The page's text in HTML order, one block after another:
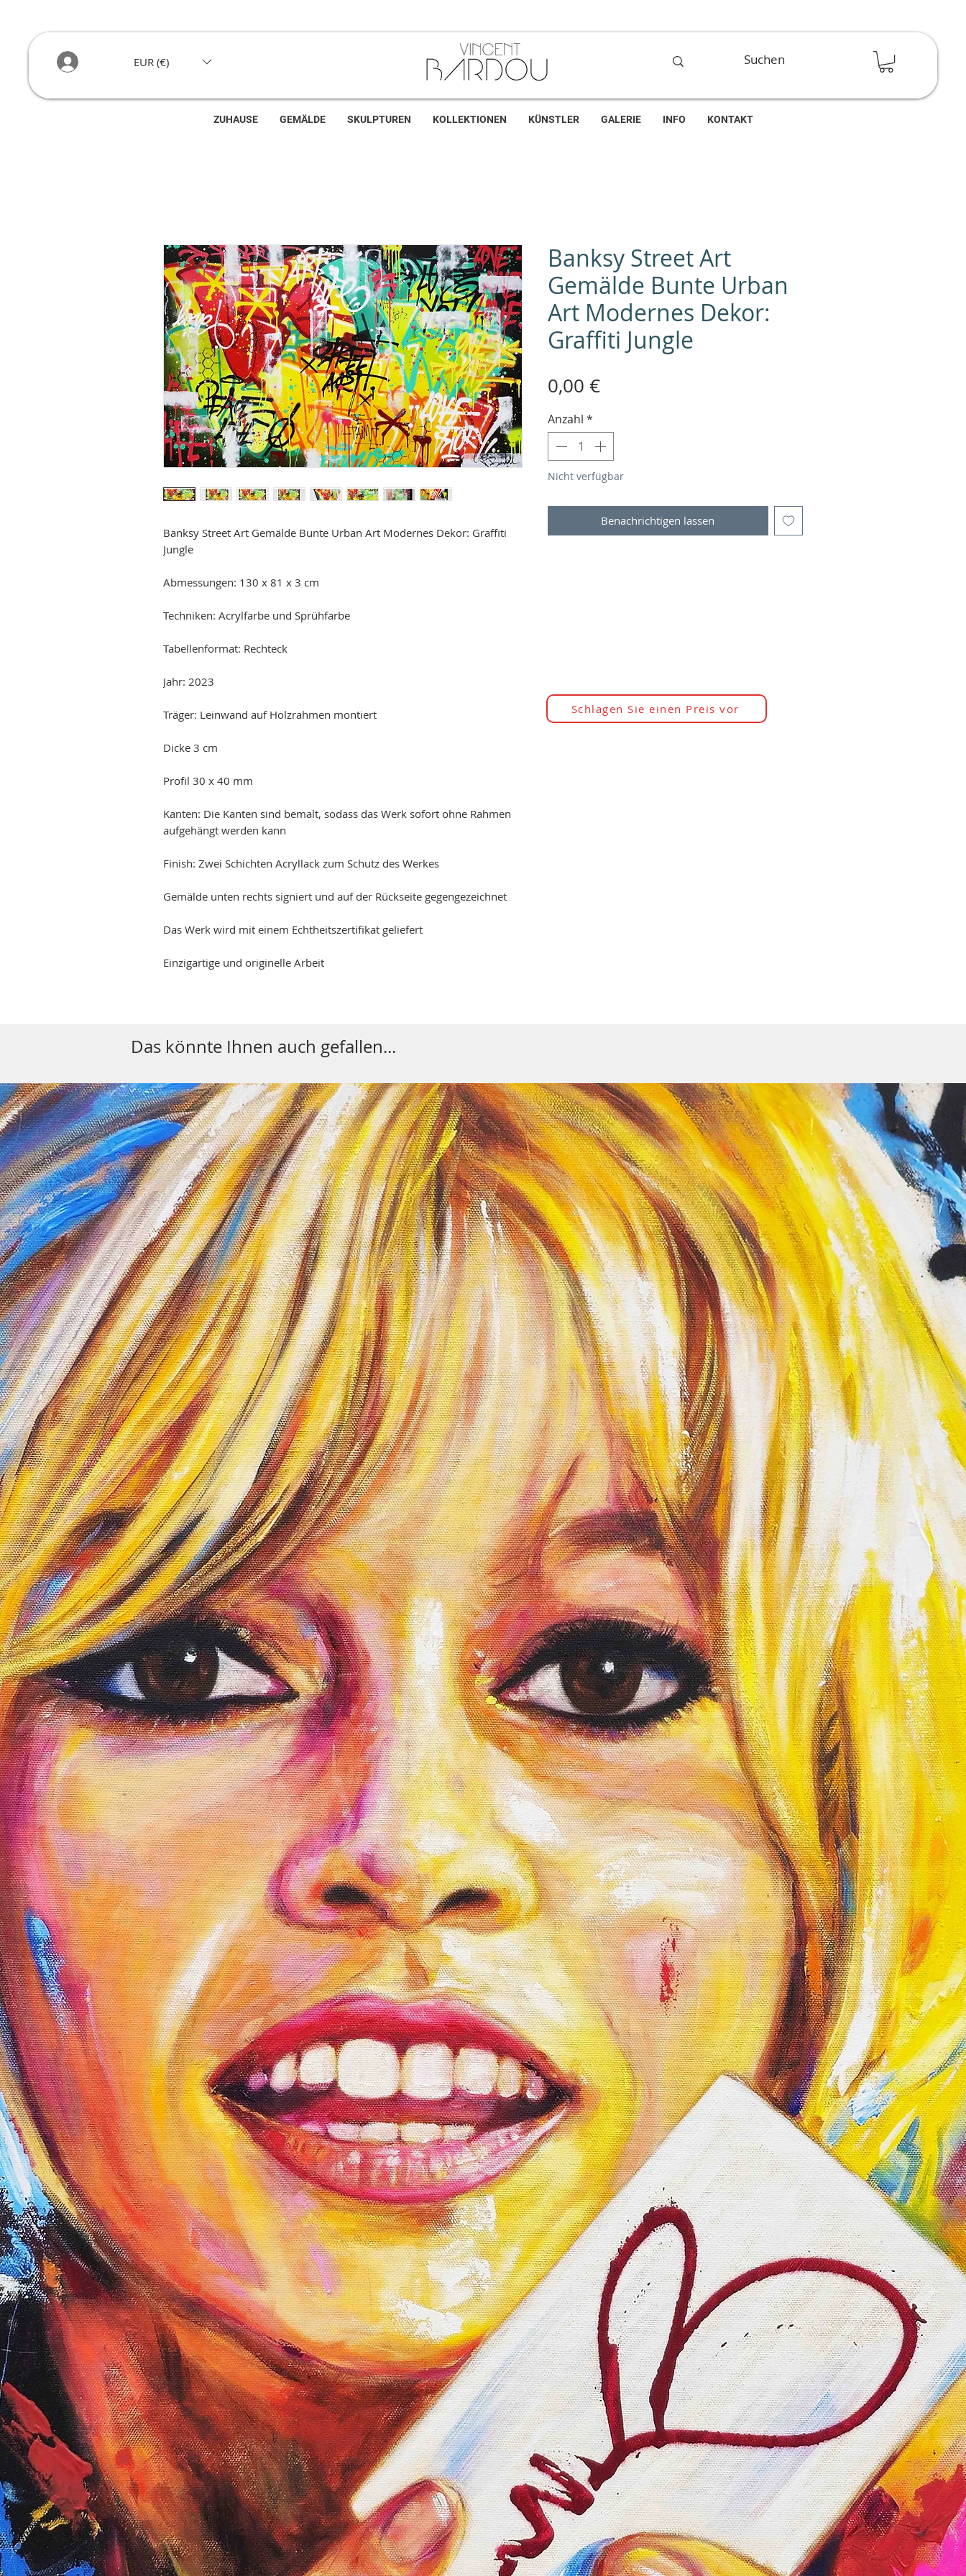
EUR (€)
ZUHAUSE GEMÄLDE SKULPTUREN KOLLEKTIONEN KÜNSTLER GALERIE INFO KONTAKT
Banksy Street Art Gemälde Bunte Urban Art Modernes Dekor: Graffiti
Jungle
Abmessungen: 130 x 81 x 3 cm
Techniken: Acrylfarbe und Sprühfarbe
Tabellenformat: Rechteck
Jahr: 2023
Träger: Leinwand auf Holzrahmen montiert
Dicke 3 cm
Profil 30 x 40 mm
Kanten: Die Kanten sind bemalt, sodass das Werk sofort ohne Rahmen
aufgehängt werden kann
Finish: Zwei Schichten Acryllack zum Schutz des Werkes
Gemälde unten rechts signiert und auf der Rückseite gegengezeichnet
Das Werk wird mit einem Echtheitszertifikat geliefert
Einzigartige und originelle Arbeit
Banksy Street Art
Gemälde Bunte Urban
Art Modernes Dekor:
Graffiti Jungle
0,00 €Preis
Anzahl *
Nicht verfügbar
Benachrichtigen lassen
Schlagen Sie einen Preis vor
Das könnte Ihnen auch gefallen...